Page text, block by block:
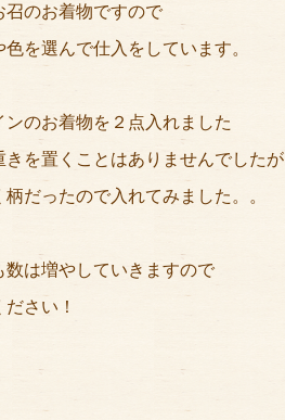
召のお着物ですので
を選んで仕入をしています。
のお着物を２点入れました
を置くことはありませんでしたが
だったので入れてみました。。
数は増やしていきますので
さい！